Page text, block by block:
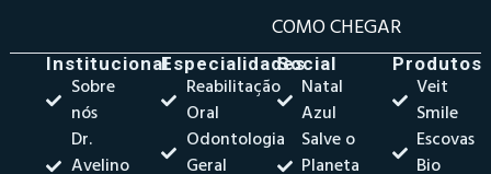
COMO CHEGAR
Institucional
Sobre
nós
Dr.
Avelino
Especialidades
Reabilitação
Oral
Odontologia
Geral
Social
Natal
Azul
Salve o
Planeta
Produtos
Veit
Smile
Escovas
Bio